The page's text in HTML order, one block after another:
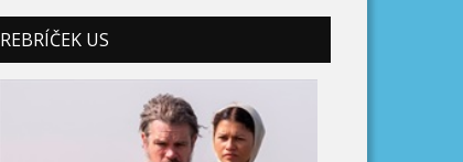
REBRÍČEK US